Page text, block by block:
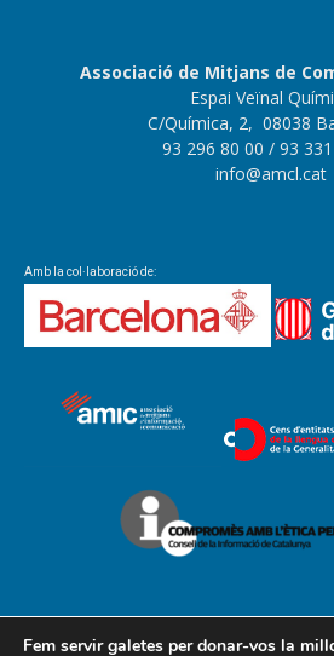
Associació de Mitjans de
Espai Veïnal
C/Química, 2, 08038
93 296 80 00 / 93
info@amcl.cat
Amb la col·laboració de:
Fem servir galetes per donar-vos la